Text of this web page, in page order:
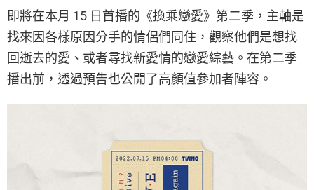
即將在本月 15 日首播的《換乘戀愛》第二季，主軸是
找來因各樣原因分手的情侶們同住，觀察他們是想找
回逝去的愛、或者尋找新愛情的戀愛綜藝。在第二季
播出前，透過預告也公開了高顏值參加者陣容。